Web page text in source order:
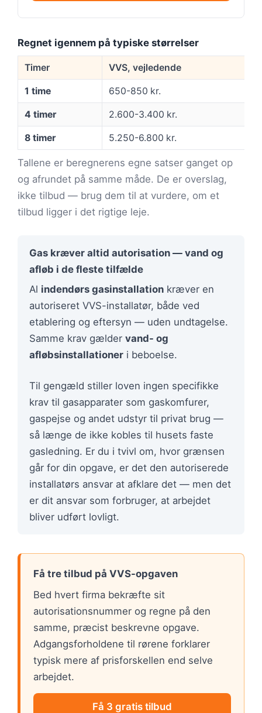
Regnet igennem på typiske størrelser
Timer VVS, vejledende
1 time 650-850 kr.
4 timer 2.600-3.400 kr.
8 timer 5.250-6.800 kr.
Tallene er beregnerens egne satser ganget op
og afrundet på samme måde. De er overslag,
ikke tilbud — brug dem til at vurdere, om et
tilbud ligger i det rigtige leje.
Gas kræver altid autorisation — vand og
afløb i de fleste tilfælde
Al indendørs gasinstallation kræver en
autoriseret VVS-installatør, både ved
etablering og eftersyn — uden undtagelse.
Samme krav gælder vand- og
afløbsinstallationer i beboelse.
Til gengæld stiller loven ingen specifikke
krav til gasapparater som gaskomfurer,
gaspejse og andet udstyr til privat brug —
så længe de ikke kobles til husets faste
gasledning. Er du i tvivl om, hvor grænsen
går for din opgave, er det den autoriserede
installatørs ansvar at afklare det — men det
er dit ansvar som forbruger, at arbejdet
bliver udført lovligt.
Få tre tilbud på VVS-opgaven
Bed hvert firma bekræfte sit
autorisationsnummer og regne på den
samme, præcist beskrevne opgave.
Adgangsforholdene til rørene forklarer
typisk mere af prisforskellen end selve
arbejdet.
Få 3 gratis tilbud